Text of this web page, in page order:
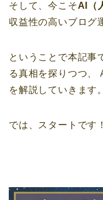
そして、今こそAI（
収益性の高いブログ
ということで本記事
る真相を探りつつ、
を解説していきます。
では、スタートです！